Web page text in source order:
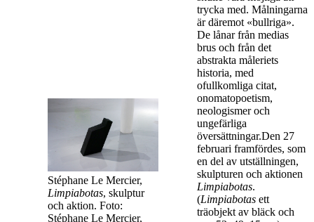
Stéphane Le Mercier,
Limpiabotas, skulptur
och aktion. Foto:
Stéphane Le Mercier,
trycka med. Målningarna
är däremot «bullriga».
De lånar från medias
brus och från det
abstrakta måleriets
historia, med
ofullkomliga citat,
onomatopoetism,
neologismer och
ungefärliga
översättningar.Den 27
februari framfördes, som
en del av utställningen,
skulpturen och aktionen
Limpiabotas.
(Limpiabotas ett
träobjekt av bläck och